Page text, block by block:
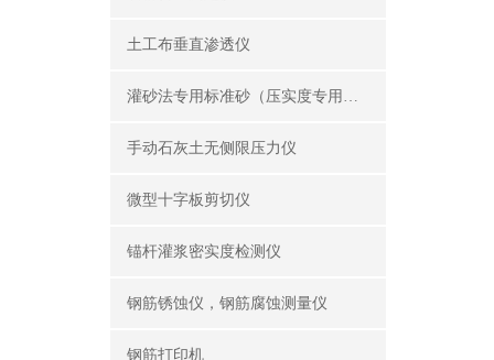
土工布垂直渗透仪
灌砂法专用标准砂（压实度专用砂）
手动石灰土无侧限压力仪
微型十字板剪切仪
锚杆灌浆密实度检测仪
钢筋锈蚀仪，钢筋腐蚀测量仪
钢筋打印机